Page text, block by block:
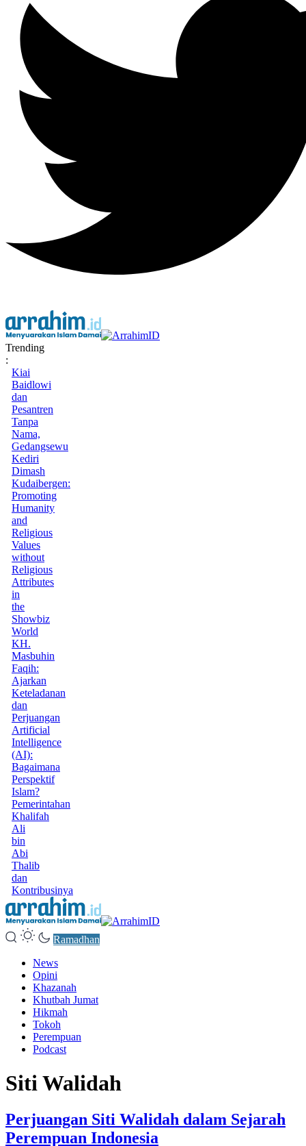
Trending
:
Kiai
Baidlowi
dan
Pesantren
Tanpa
Nama,
Gedangsewu
Kediri
Dimash
Kudaibergen:
Promoting
Humanity
and
Religious
Values
without
Religious
Attributes
in
the
Showbiz
World
KH.
Masbuhin
Faqih:
Ajarkan
Keteladanan
dan
Perjuangan
Artificial
Intelligence
(AI):
Bagaimana
Perspektif
Islam?
Pemerintahan
Khalifah
Ali
bin
Abi
Thalib
dan
Kontribusinya
Ramadhan
News
Opini
Khazanah
Khutbah Jumat
Hikmah
Tokoh
Perempuan
Podcast
Siti Walidah
Perjuangan Siti Walidah dalam Sejarah
Perempuan Indonesia